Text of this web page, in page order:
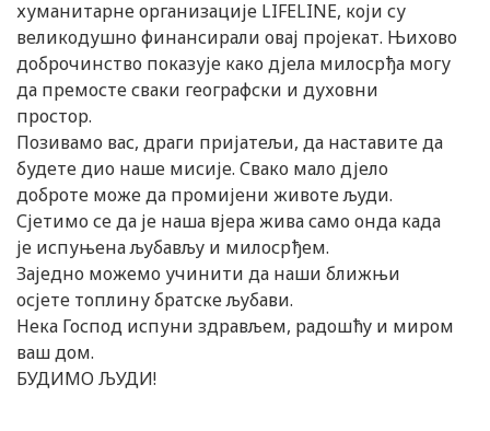
хуманитарне организације LIFELINE, који су
великодушно финансирали овај пројекат. Њихово
доброчинство показује како дјела милосрђа могу
да премосте сваки географски и духовни
простор.
Позивамо вас, драги пријатељи, да наставите да
будете дио наше мисије. Свако мало дјело
доброте може да промијени животе људи.
Сјетимо се да је наша вјера жива само онда када
је испуњена љубављу и милосрђем.
Заједно можемо учинити да наши ближњи
осјете топлину братске љубави.
Нека Господ испуни здрављем, радошћу и миром
ваш дом.
БУДИМО ЉУДИ!